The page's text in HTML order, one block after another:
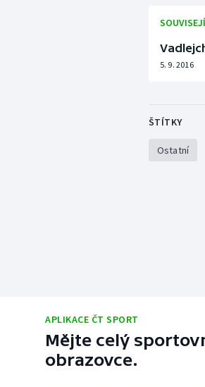
5. 9. 2016
ŠTÍTKY
Ostatní
APLIKACE ČT SPORT
Mějte celý
obrazovce.